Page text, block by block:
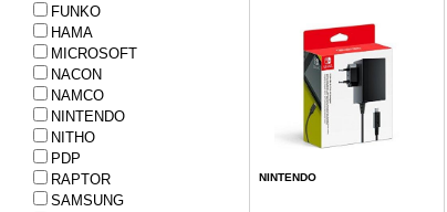
FUNKO
HAMA
MICROSOFT
NACON
NAMCO
NINTENDO
NITHO
PDP
RAPTOR
SAMSUNG
NINTENDO